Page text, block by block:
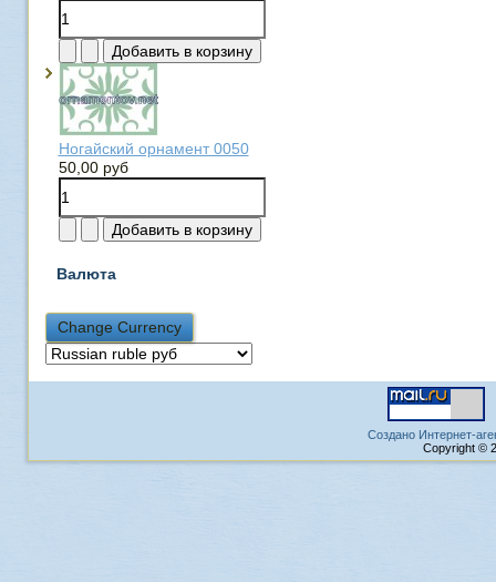
Ногайский орнамент 0050
50,00 руб
Валюта
Создано Интернет-
Copyright ©